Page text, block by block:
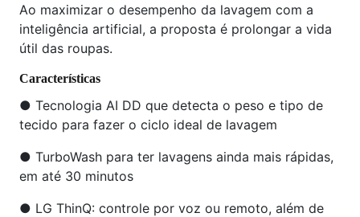
Ao maximizar o desempenho da lavagem com a
inteligência artificial, a proposta é prolongar a vida
útil das roupas.
Características
● Tecnologia AI DD que detecta o peso e tipo de
tecido para fazer o ciclo ideal de lavagem
● TurboWash para ter lavagens ainda mais rápidas,
em até 30 minutos
● LG ThinQ: controle por voz ou remoto, além de